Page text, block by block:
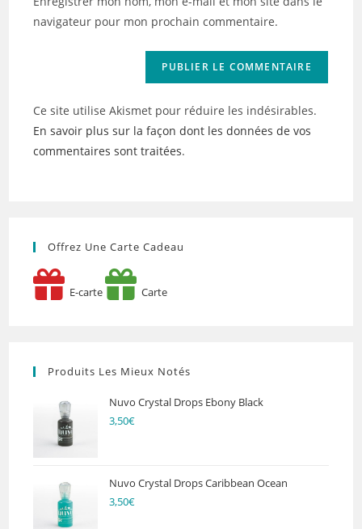
(facultatif)
navigateur pour mon prochain commentaire.
Ce site utilise Akismet pour réduire les indésirables.
En savoir plus sur la façon dont les données de vos
commentaires sont traitées.
Offrez Une Carte Cadeau
E-carte Carte
Produits Les Mieux Notés
Nuvo Crystal Drops Ebony Black
3,50€
Nuvo Crystal Drops Caribbean Ocean
3,50€